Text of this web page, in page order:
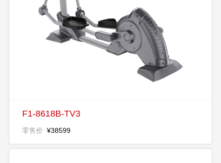
F1-8618B-TV3
零售价 ¥38599